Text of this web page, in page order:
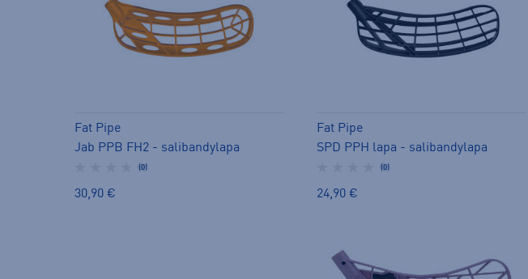
Fat Pipe
Jab PPB FH2 - salibandylapa
(0)
30,90 €
Fat Pipe
SPD PPH lapa - salibandylapa
(0)
24,90 €